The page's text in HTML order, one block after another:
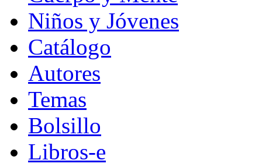
Niños y Jóvenes
Catálogo
Autores
Temas
Bolsillo
Libros-e